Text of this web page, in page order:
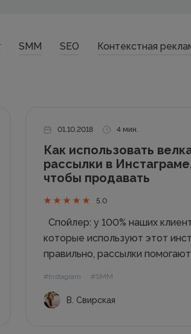
SMM SEO Контекстная
01.10.2018 4 мин.
Как использовать
рассылки в
чтобы продавать
5.0
которые используют этот
правильно, рассылки помогают
— это правильно, потому что
#Instagram #SMM
В. Свирская